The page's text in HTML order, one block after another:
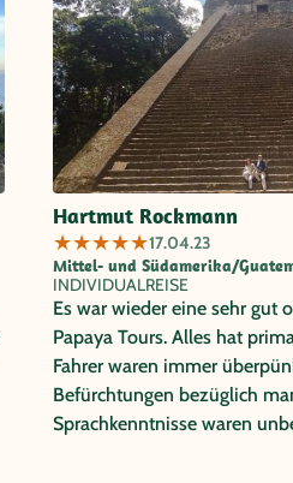
Hartmut Rockmann
★★★★★17.04.23
Mittel- und Südamerika/
INDIVIDUALREISE
Es war wieder eine sehr gut
Papaya Tours. Alles hat
Fahrer waren immer
Befürchtungen bezüglich
Sprachkenntnisse waren